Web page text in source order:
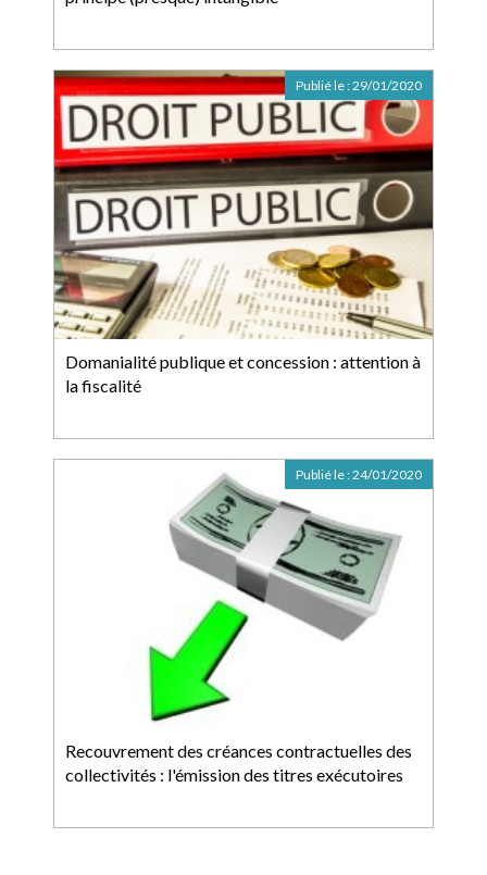
Domanialité publique et concession : attention à
la fiscalité
Publié le :29/01/2020
Recouvrement des créances contractuelles des
collectivités : l'émission des titres exécutoires
Publié le :24/01/2020